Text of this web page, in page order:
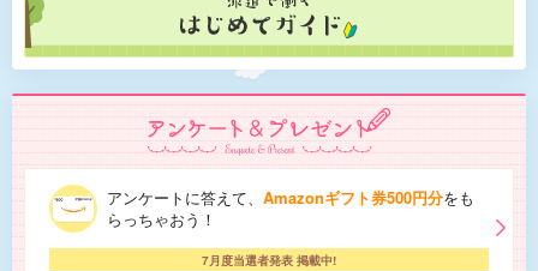
アンケートに答えて、 Amazonギフト券500円分をも
らっちゃおう！
7月度当選者発表 掲載中!